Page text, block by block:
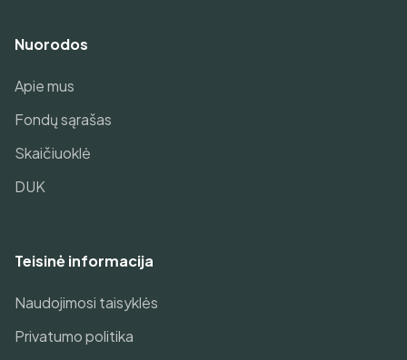
Nuorodos
Apie mus
Fondų sąrašas
Skaičiuoklė
DUK
Teisinė informacija
Naudojimosi taisyklės
Privatumo politika